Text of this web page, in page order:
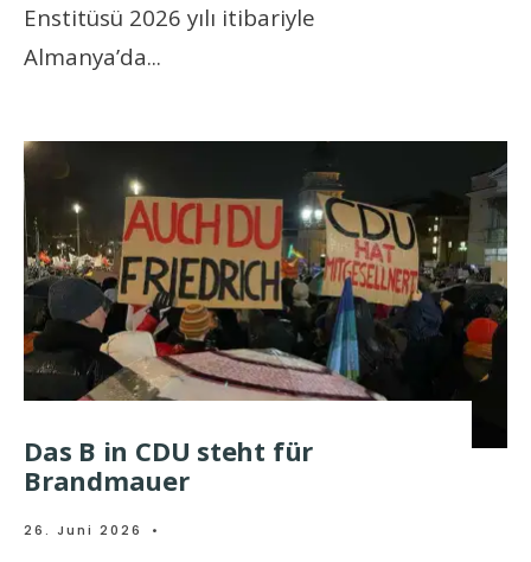
Enstitüsü 2026 yılı itibariyle
Almanya’da...
Das B in CDU steht für
Brandmauer
26. Juni 2026 •